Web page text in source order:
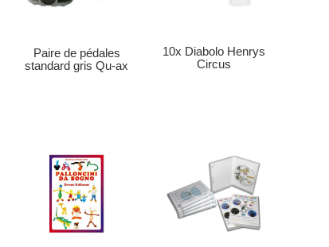
Paire de pédales
standard gris Qu-ax
10x Diabolo Henrys
Circus